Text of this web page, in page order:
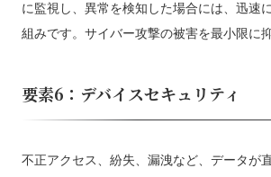
に監視し、異常を検知した場合には、迅速
組みです。サイバー攻撃の被害を最小限に
要素6：デバイスセキュリティ
不正アクセス、紛失、漏洩など、データが